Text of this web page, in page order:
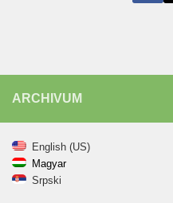
ARCHIVUM
English (US)
Magyar
Srpski